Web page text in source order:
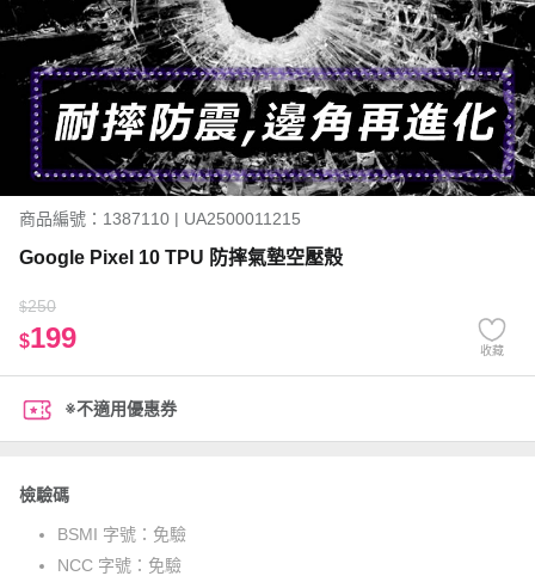
商品編號：1387110 | UA2500011215
Google Pixel 10 TPU 防摔氣墊空壓殼
$250
$199 收藏
※不適用優惠券
檢驗碼
BSMI 字號： 免驗
NCC 字號： 免驗